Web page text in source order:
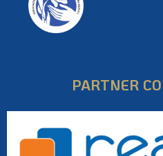
PARTNER